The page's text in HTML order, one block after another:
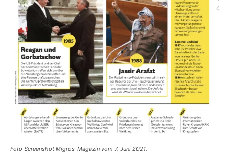
Foto Screenshot Migros-Magazin vom 7. Juni 2021.